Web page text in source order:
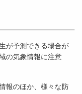
が予測できる場合が
の気象情報に注意
報のほか、様々な防